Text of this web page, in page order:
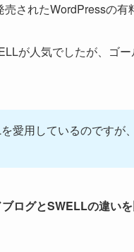
されたWordPressの有
が人気でしたが、ゴ
愛用しているのですが
ログとSWELLの違い